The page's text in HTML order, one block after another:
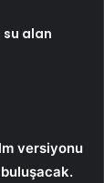
su alan
versiyonu